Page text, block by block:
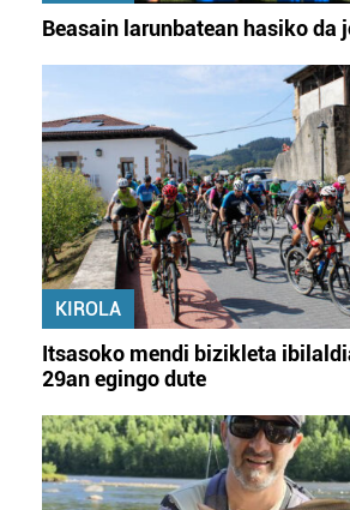
Beasain larunbatean hasiko da
KIROLA
Itsasoko mendi bizikleta
29an egingo dute